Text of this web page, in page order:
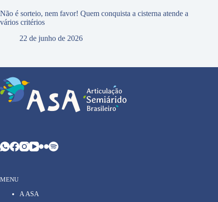
Não é sorteio, nem favor! Quem conquista a cisterna atende a
vários critérios
22 de junho de 2026
MENU
A ASA